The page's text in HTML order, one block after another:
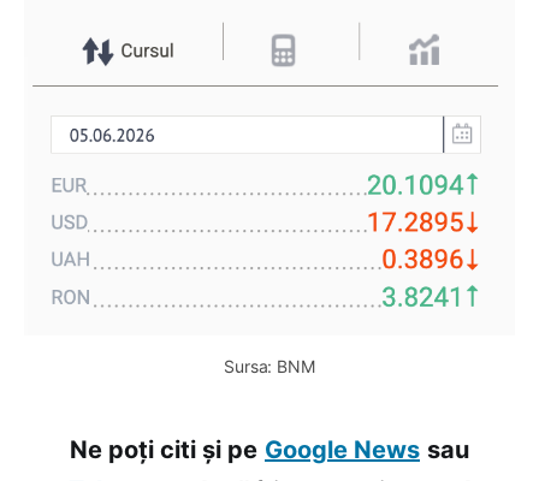
Sursa: BNM
Ne poți citi și pe Google News sau